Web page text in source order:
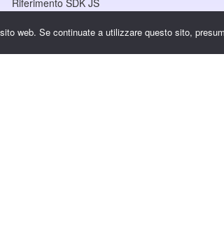
web. Se continuate a utilizzare questo sito,